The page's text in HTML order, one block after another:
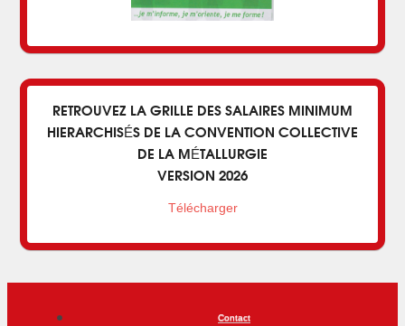
RETROUVEZ LA GRILLE DES SALAIRES MINIMUM
HIERARCHISÉS DE LA CONVENTION COLLECTIVE
DE LA MÉTALLURGIE
VERSION 2026
Télécharger
Contact